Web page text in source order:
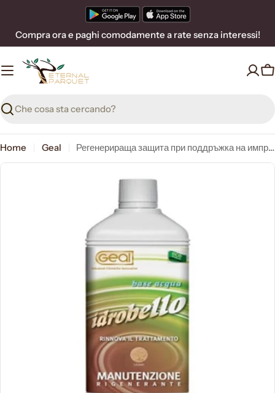
contenuto
Compra ora e paghi comodamente a rate senza interessi!
Ricerca
Home Geal Регенерираща защита при поддръжка на импрегнационната система 5Lt Geal IDROBELLO
Apri supporto 0 in modalità modale